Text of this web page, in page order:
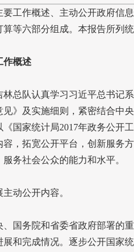
作概述、主动公开政府信息
算等六部分组成。本报告所列
概述
林总队认真学习习近平总书记
见》及实施细则，紧密结合中
《国家统计局2017年政务公开
容，拓宽公开平台，创新服务
务社会公众的能力和水平。
动公开内容。
务院和省委省政府部署的重
展和完成情况。逐步公开国家